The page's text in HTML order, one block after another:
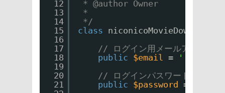
12
13
14
15
16
17
18
19
20
21
* @author Owner
*
*/
class
// ログイン用メールアドレス
public $email = ''
// ログインパスワード
public $password =